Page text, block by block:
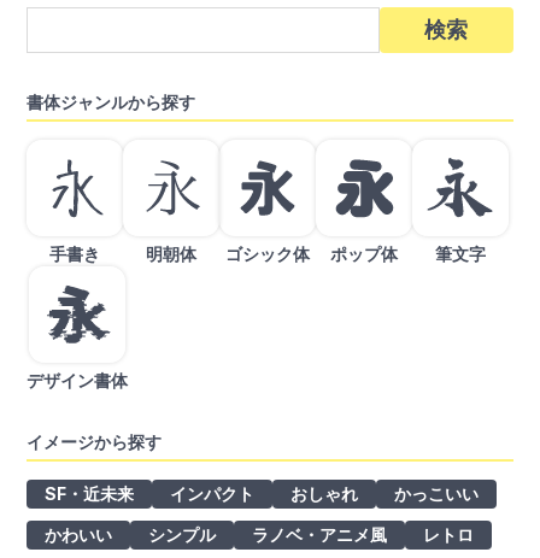
書体ジャンルから探す
手書き 明朝体 ゴシック体 ポップ体 筆文字
デザイン書体
イメージから探す
SF・近未来 インパクト おしゃれ
かっこいい
かわいい
シンプル ラノベ・アニメ風
レトロ